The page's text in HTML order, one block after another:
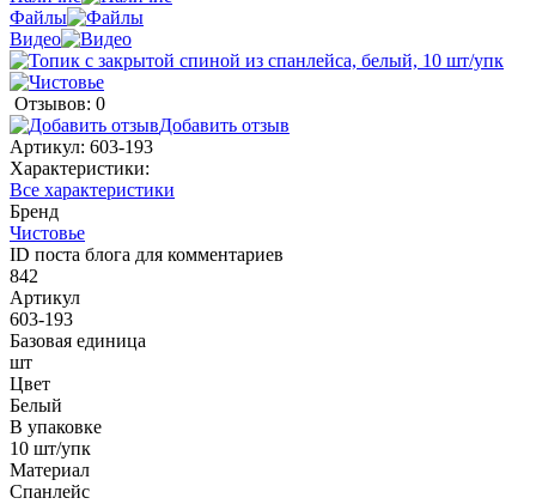
Файлы
Видео
Отзывов: 0
Добавить отзыв
Артикул: 603-193
Характеристики:
Все характеристики
Бренд
Чистовье
ID поста блога для комментариев
842
Артикул
603-193
Базовая единица
шт
Цвет
Белый
В упаковке
10 шт/упк
Материал
Спанлейс